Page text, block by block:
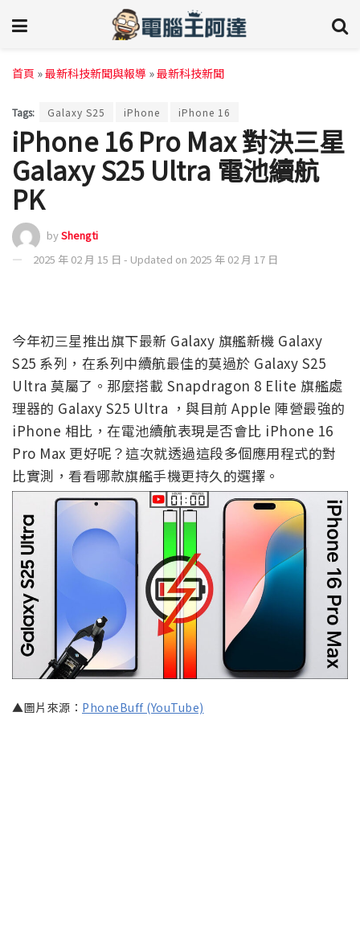
首頁 »最新科技新聞與報導 »最新科技新聞
Tags: Galaxy S25 iPhone iPhone 16
iPhone 16 Pro Max 對決三星
Galaxy S25 Ultra 電池續航
PK
byShengti
2025 年 02 月 15 日 - Updated on 2025 年 02 月 17 日
今年初三星推出旗下最新 Galaxy 旗艦新機 Galaxy
S25 系列，在系列中續航最佳的莫過於 Galaxy S25
Ultra 莫屬了。那麼搭載 Snapdragon 8 Elite 旗艦處
理器的 Galaxy S25 Ultra ，與目前 Apple 陣營最強的
iPhone 相比，在電池續航表現是否會比 iPhone 16
Pro Max 更好呢？這次就透過這段多個應用程式的對
比實測，看看哪款旗艦手機更持久的選擇。
▲圖片來源： PhoneBuff (YouTube)